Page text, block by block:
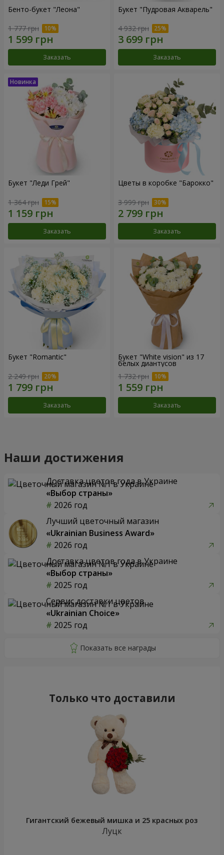
Бенто-букет "Леона"
1 777 грн
Заказать
Букет "Пудровая Акварель"
4 932 грн
Заказать
Букет "Леди Грей"
1 364 грн
Заказать
Цветы в коробке "Барокко"
3 999 грн
Заказать
Букет "Romantic"
2 249 грн
Заказать
Букет "White vision" из 17
белых диантусов
1 732 грн
Заказать
Наши достижения
Доставка цветов года в Украине
«Выбор страны»
2026 год
Лучший цветочный магазин
«Ukrainian Business Award»
2026 год
Доставка цветов года в Украине
«Выбор страны»
2025 год
Сервис доставки цветов
«Ukrainian Choice»
2025 год
Только что доставили
Гигантский бежевый мишка и 25 красных роз
Луцк